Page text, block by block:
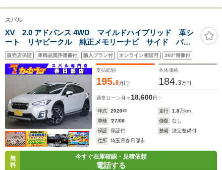
スバル
XV 2.0 アドバンス 4WD マイルドハイブリッド 革シ
ート リヤビークル 純正メモリーナビ サイド バッ
クカメラ アダプティブクルーズコントロール コーナ
ーセンサー パワーシート シートヒーター スマート
キー ETC フルセグ
販売店保証 車両品質評価書付 購入プラン付 オンライン相談可 360°画像付
支払総額
195.8万円
本体価格
184.3万円
通常ローン 月々 18,600円
年式 2020年 走行 1.8万km
車検
'27/06 修復
なし
保証
保証付 整備
法定整備付
住所
埼玉県春日部市
無
料
今すぐ在庫確認・見積依頼
電話する